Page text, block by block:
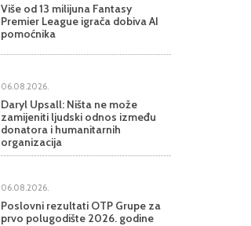
Više od 13 milijuna Fantasy
Premier League igrača dobiva AI
pomoćnika
06.08.2026.
Daryl Upsall: Ništa ne može
zamijeniti ljudski odnos između
donatora i humanitarnih
organizacija
06.08.2026.
Poslovni rezultati OTP Grupe za
prvo polugodište 2026. godine